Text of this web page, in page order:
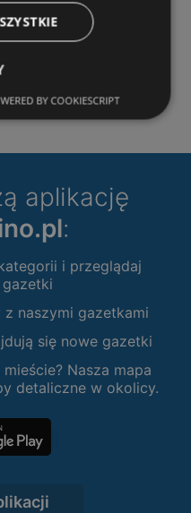
aplikację
:
i przeglądaj
naszymi gazetkami
się nowe gazetki
Nasza mapa
detaliczne w okolicy.
BY COOKIESCRIPT